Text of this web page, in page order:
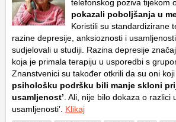
telefonskog poziva tijekom
pokazali poboljšanja u
Koristili su standardizirane
razine depresije, anksioznosti i
sudjelovali u studiji. Razina depresije
koja je primala terapiju u usporedbi s
Znanstvenici su također otkrili da su oni
psihološku podršku bili manje skloni
usamljenost’. Ali, nije bilo dokaza o razlici
usamljenosti’. Klikaj